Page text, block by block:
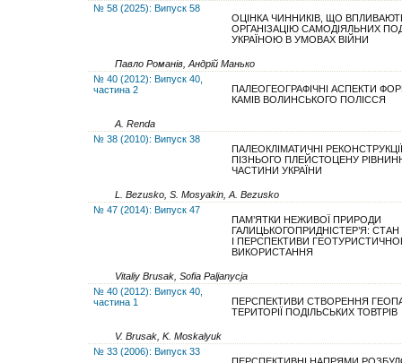
№ 58 (2025): Випуск 58
ОЦІНКА ЧИННИКІВ, ЩО
ОРГАНІЗАЦІЮ САМОДІЯЛЬНИХ
УКРАЇНОЮ В УМОВАХ ВІЙНИ
Павло Романів, Андрій Манько
№ 40 (2012): Випуск 40,
частина 2
ПАЛЕОГЕОГРАФІЧНІ АСПЕКТИ
КАМІВ ВОЛИНСЬКОГО ПОЛІССЯ
A. Renda
№ 38 (2010): Випуск 38
ПАЛЕОКЛІМАТИЧНІ
ПІЗНЬОГО ПЛЕЙСТОЦЕНУ
ЧАСТИНИ УКРАЇНИ
L. Bezusko, S. Mosyakin, A. Bezusko
№ 47 (2014): Випуск 47
ПАМ’ЯТКИ НЕЖИВОЇ ПРИРОДИ
ГАЛИЦЬКОГОПРИДНІСТЕР’Я:
І ПЕРСПЕКТИВИ
ВИКОРИСТАННЯ
Vitaliy Brusak, Sofia Paljanycja
№ 40 (2012): Випуск 40,
частина 1
ПЕРСПЕКТИВИ СТВОРЕННЯ
ТЕРИТОРІЇ ПОДІЛЬСЬКИХ ТОВТРІВ
V. Brusak, K. Moskalyuk
№ 33 (2006): Випуск 33